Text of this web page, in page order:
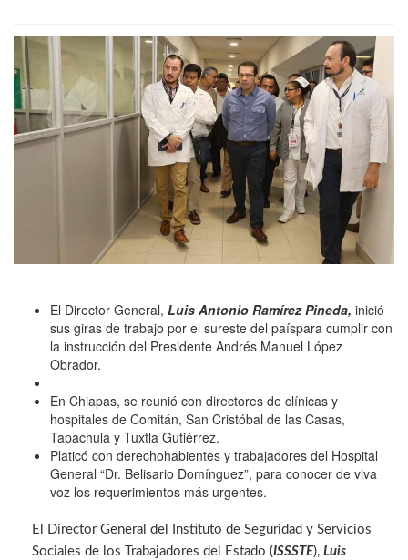
El Director General, Luis Antonio Ramírez Pineda, inició
sus giras de trabajo por el sureste del paíspara cumplir con
la instrucción del Presidente Andrés Manuel López
Obrador.
En Chiapas, se reunió con directores de clínicas y
hospitales de Comitán, San Cristóbal de las Casas,
Tapachula y Tuxtla Gutiérrez.
Platicó con derechohabientes y trabajadores del Hospital
General “Dr. Belisario Domínguez”, para conocer de viva
voz los requerimientos más urgentes.
El Director General del Instituto de Seguridad y Servicios
Sociales de los Trabajadores del Estado (ISSSTE), Luis